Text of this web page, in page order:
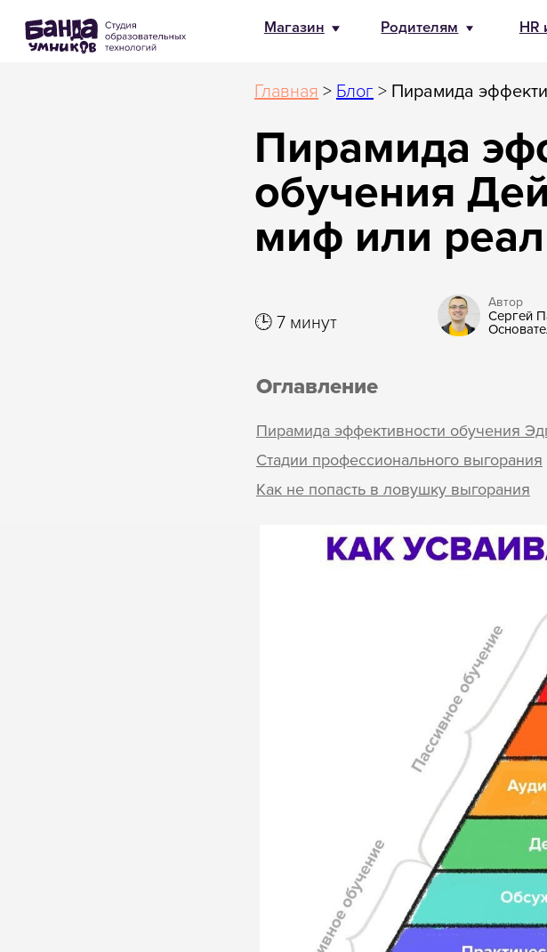
Экспертам и
Родителям HR и бизнесу
Главная > Блог > Пирамида
Пирамида
обучения
миф или
🕒 7 минут
Автор
Сергей
Оглавление
Пирамида эффективности обучения
Стадии профессионального выгорания
Как не попасть в ловушку выгорания